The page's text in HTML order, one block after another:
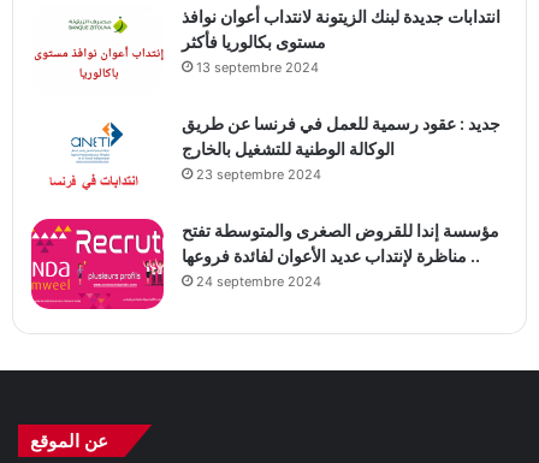
انتدابات جديدة لبنك الزيتونة لانتداب أعوان نوافذ
مستوى بكالوريا فأكثر
13 septembre 2024
جديد : عقود رسمية للعمل في فرنسا عن طريق
الوكالة الوطنية للتشغيل بالخارج
23 septembre 2024
مؤسسة إندا للقروض الصغرى والمتوسطة تفتح
مناظرة لإنتداب عديد الأعوان لفائدة فروعها ..
24 septembre 2024
عن الموقع